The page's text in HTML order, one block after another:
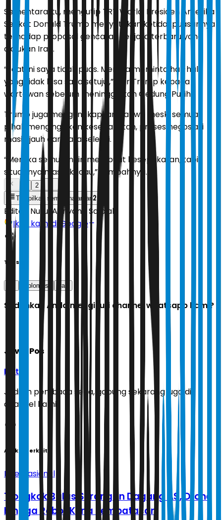
Sementara itu, mengutip TRT World, Presiden Amerika
Serikat Donald Trump menyatakan ketidakpuasannya
terhadap proposal gencatan senjata terbaru yang
diajukan Iran.
“Saat ini saya tidak puas. Mereka meminta hal-hal
yang tidak bisa saya setujui,” ujar Trump kepada
wartawan sebelum meninggalkan Gedung Putih.
Trump juga mengungkapkan bahwa meski semua
pihak menginginkan kesepakatan, proses negosiasi
masih jauh dari kata selesai.
“Mereka semua ingin membuat kesepakatan, tapi
situasinya masih kacau,” tambahnya.
2
Tampilkan semua halaman2
Editor: Nurul Adriyana Salbiah
Ikuti kami di Google
Tags
diplomasi iran
Sudahkah Anda mengikuti channel whatsapp kami?
Jawa Pos
Ikuti
Jadilah pembaca setia, gabung sekarang juga di
channel kami!
Artikel Terkait
Internasional
Tiongkok Balas Serangan Dagang AS, Drone
hingga Robot Kena Pembatasan